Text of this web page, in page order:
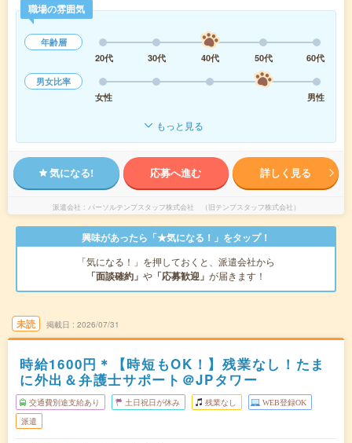
職場の雰囲気
年齢層
20代
30代 40代 50代
60代
男女比率
女性
男性
もっと見る
気になる! 応募へ進む 詳しく見る
派遣会社 パーソルテンプスタッフ株式会社 （旧テンプスタッフ株式会社）
興味があったら「★気になる！」をタップ！
「気になる！」を押しておくと、派遣会社から
「面談確約」 や 「応募歓迎」 が届きます！
未読 掲載日 2026/07/31
時給1600円＊【時短もOK！】残業なし！たま
に外出＆弁護士サポート＠JPタワー
交通費別途支給あり 土日祝日が休み 残業なし WEB登録OK
派遣